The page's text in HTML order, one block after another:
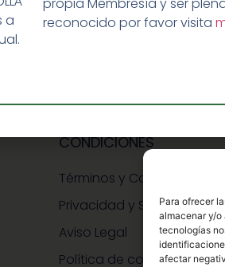
Para ofrecer
almacenar y/o
tecnologías
afectar
CONDICIONES
Términos y Condiciones
Privacidad y Seguridad
Aviso Legal
Política de cookies
a
reconocido por favor visita